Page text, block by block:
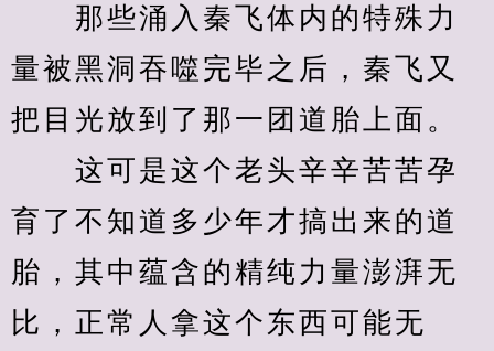
那些涌入秦飞体内的特殊力
量被黑洞吞噬完毕之后，秦飞又
把目光放到了那一团道胎上面。
这可是这个老头辛辛苦苦孕
育了不知道多少年才搞出来的道
胎，其中蕴含的精纯力量澎湃无
比，正常人拿这个东西可能无